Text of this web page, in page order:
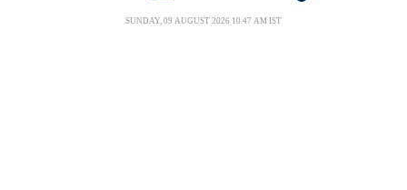
SUNDAY, 09 AUGUST 2026 10.47 AM IST